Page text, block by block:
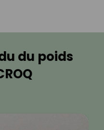
du poids